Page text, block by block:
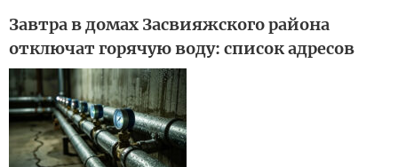
Завтра в домах Засвияжского района
отключат горячую воду: список адресов